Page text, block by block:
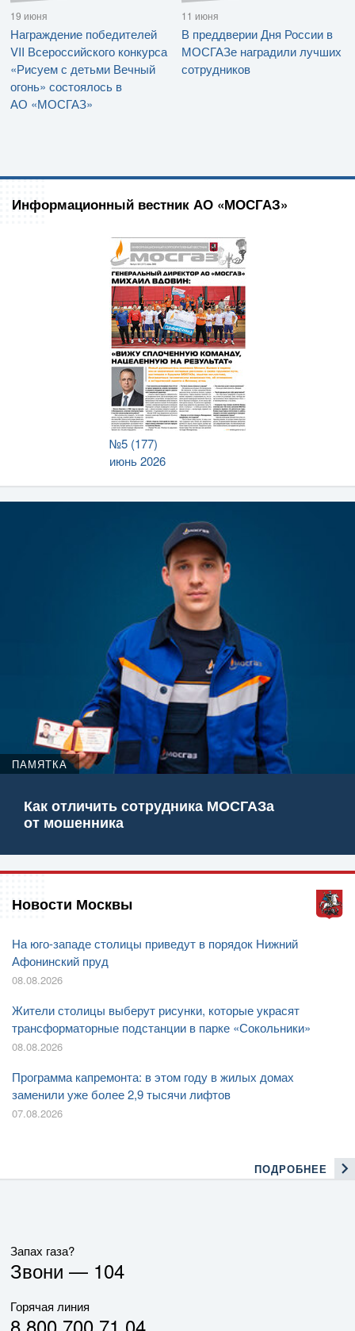
19 июня
Награждение победителей
VII Всероссийского конкурса
«Рисуем с детьми Вечный
огонь» состоялось в
АО «МОСГАЗ»
11 июня
В преддверии Дня России в
МОСГАЗе наградили лучших
сотрудников
Информационный вестник АО «МОСГАЗ»
№5 (177)
июнь 2026
ПАМЯТКА
Как отличить сотрудника МОСГАЗа
от мошенника
Новости Москвы
На юго-западе столицы приведут в порядок Нижний
Афонинский пруд
08.08.2026
Жители столицы выберут рисунки, которые украсят
трансформаторные подстанции в парке «Сокольники»
08.08.2026
Программа капремонта: в этом году в жилых домах
заменили уже более 2,9 тысячи лифтов
07.08.2026
ПОДРОБНЕЕ
Запах газа?
Звони — 104
Горячая линия